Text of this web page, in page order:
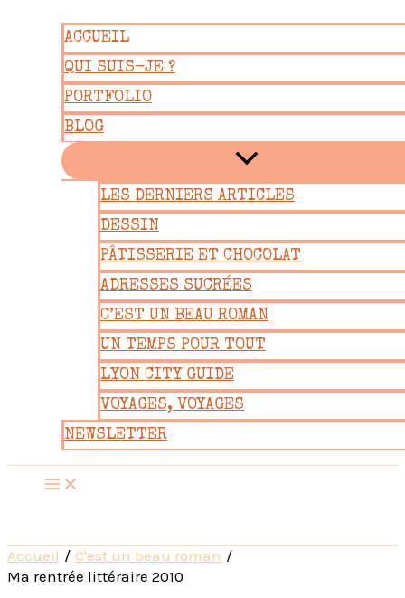
contenu
ACCUEIL
QUI SUIS-JE ?
PORTFOLIO
BLOG
LES DERNIERS ARTICLES
DESSIN
PÂTISSERIE ET CHOCOLAT
ADRESSES SUCRÉES
C’EST UN BEAU ROMAN
UN TEMPS POUR TOUT
LYON CITY GUIDE
VOYAGES, VOYAGES
NEWSLETTER
Accueil
C'est un beau roman
Ma rentrée littéraire 2010